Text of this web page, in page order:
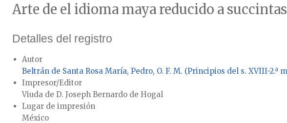
Arte de el idioma maya reducido a
Detalles del registro
Autor
Beltrán de Santa Rosa María, Pedro, O. F. M. (Principios del s. XVIII-2.ª
Impresor/Editor
Viuda de D. Joseph Bernardo de Hogal
Lugar de impresión
México